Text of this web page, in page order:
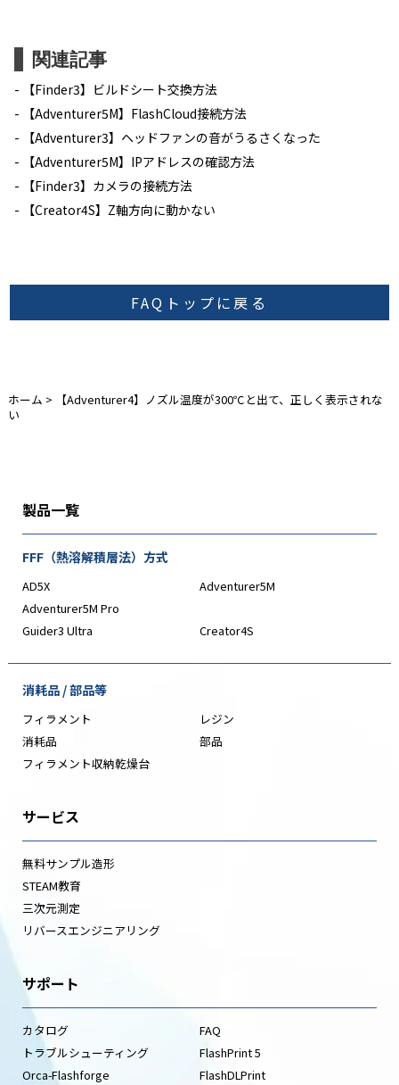
関連記事
【Finder3】ビルドシート交換方法
【Adventurer5M】FlashCloud接続方法
【Adventurer3】ヘッドファンの音がうるさくなった
【Adventurer5M】IPアドレスの確認方法
【Finder3】カメラの接続方法
【Creator4S】Z軸方向に動かない
FAQトップに戻る
ホーム >
【Adventurer4】ノズル温度が300℃と出て、正しく表示されな
い
製品一覧
FFF（熱溶解積層法）方式
AD5X
Adventurer5M
Adventurer5M Pro
Guider3 Ultra
Creator4S
消耗品 / 部品等
フィラメント
レジン
消耗品
部品
フィラメント収納乾燥台
サービス
無料サンプル造形
STEAM教育
三次元測定
リバースエンジニアリング
サポート
カタログ
FAQ
トラブルシューティング
FlashPrint 5
Orca-Flashforge
FlashDLPrint